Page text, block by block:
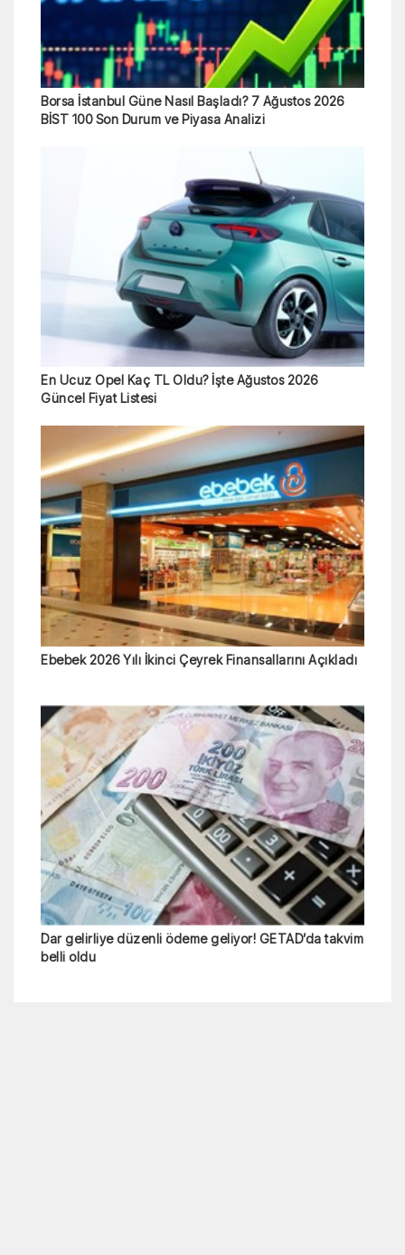
Borsa İstanbul Güne Nasıl Başladı? 7 Ağustos 2026
BİST 100 Son Durum ve Piyasa Analizi
En Ucuz Opel Kaç TL Oldu? İşte Ağustos 2026
Güncel Fiyat Listesi
Ebebek 2026 Yılı İkinci Çeyrek Finansallarını Açıkladı
Dar gelirliye düzenli ödeme geliyor! GETAD’da takvim
belli oldu